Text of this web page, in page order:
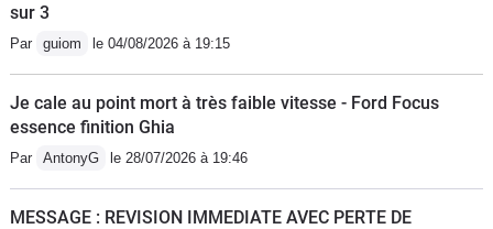
sur 3
Par guiom le 04/08/2026 à 19:15
Je cale au point mort à très faible vitesse - Ford Focus
essence finition Ghia
Par AntonyG le 28/07/2026 à 19:46
MESSAGE : REVISION IMMEDIATE AVEC PERTE DE